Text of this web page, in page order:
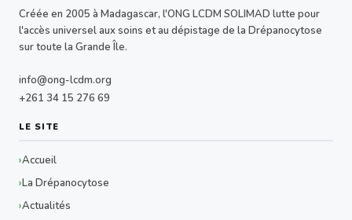
Créée en 2005 à Madagascar, l'ONG LCDM SOLIMAD lutte pour
l'accès universel aux soins et au dépistage de la Drépanocytose
sur toute la Grande Île.
info@ong-lcdm.org
+261 34 15 276 69
LE SITE
Accueil
La Drépanocytose
Actualités